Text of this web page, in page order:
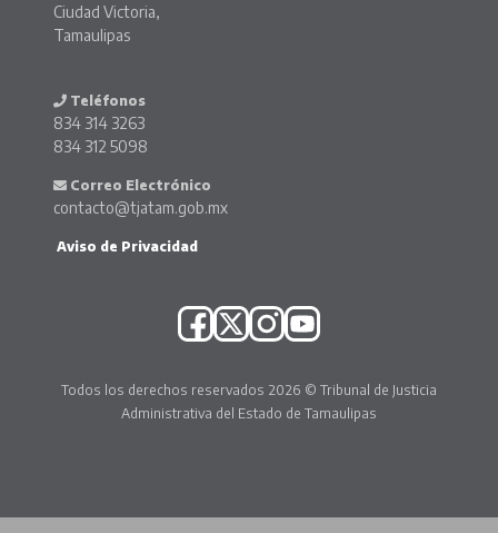
Ciudad Victoria,
Tamaulipas
Teléfonos
834 314 3263
834 312 5098
Correo Electrónico
contacto@tjatam.gob.mx
Aviso de Privacidad
Todos los derechos reservados 2026 © Tribunal de Justicia
Administrativa del Estado de Tamaulipas